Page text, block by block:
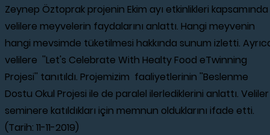
Zeynep Öztoprak projenin Ekim ayı etkinlikleri kapsamında
velilere meyvelerin faydalarını anlattı. Hangi meyvenin
hangi mevsimde tüketilmesi hakkında sunum izletti.
velilere ''Let's Celebrate With Healty Food eTwinning
Projesi'' tanıtıldı. Projemizim faaliyetlerinin ''Beslenme
Dostu Okul Projesi ile de paralel ilerlediklerini anlattı. Veliler
seminere katıldıkları için memnun olduklarını ifade etti.
(Tarih: 11-11-2019)